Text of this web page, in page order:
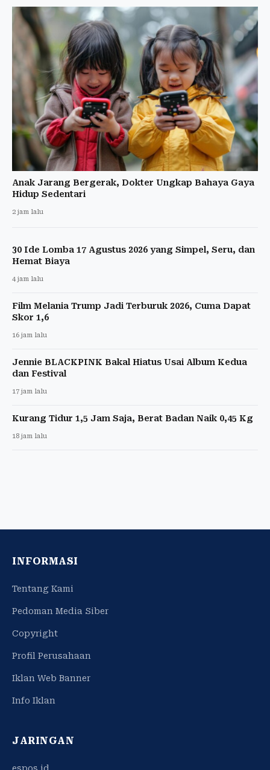
Anak Jarang Bergerak, Dokter Ungkap Bahaya Gaya
Hidup Sedentari
2 jam lalu
30 Ide Lomba 17 Agustus 2026 yang Simpel, Seru, dan
Hemat Biaya
4 jam lalu
Film Melania Trump Jadi Terburuk 2026, Cuma Dapat
Skor 1,6
16 jam lalu
Jennie BLACKPINK Bakal Hiatus Usai Album Kedua
dan Festival
17 jam lalu
Kurang Tidur 1,5 Jam Saja, Berat Badan Naik 0,45 Kg
18 jam lalu
INFORMASI
Tentang Kami
Pedoman Media Siber
Copyright
Profil Perusahaan
Iklan Web Banner
Info Iklan
JARINGAN
espos.id